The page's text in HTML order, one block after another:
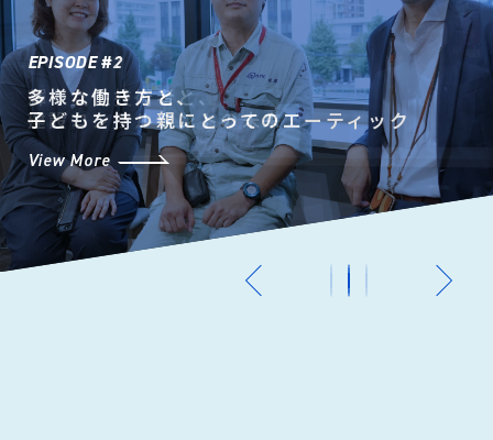
輝く女性技術者と、
建設コンサルタントの未来
View More
多様な働き方と、
子どもを持つ親にとってのエーティック
View More
北海道外からエーティックに
入社を決めた2人の本音
View More